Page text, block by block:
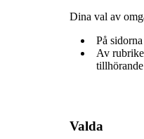
Dina val av
På
Av
Valda